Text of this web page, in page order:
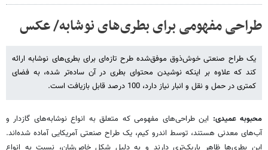
طراحی مفهومی برای بطری‌های نوشابه/ عکس
یک طراح صنعتی خوش‌ذوق موفق‌شده طرح تازه‌ای برای بطری‌های نوشابه ارائه
کند که علاوه بر اینکه نوشیدن محتوای بطری در آن ساده‌تر شده، به فضای
کمتری در حمل و نقل و انبار نیاز دارد، 100 درصد قابل بازیافت است.
محبوبه عمیدی: این طراحی‌های مفهومی که متعلق به انواع نوشابه‌های گازدار و
آب‌های معدنی هستند، توسط اندرو کیم، یک طراح صنعتی آمریکایی آماده شده‌اند.